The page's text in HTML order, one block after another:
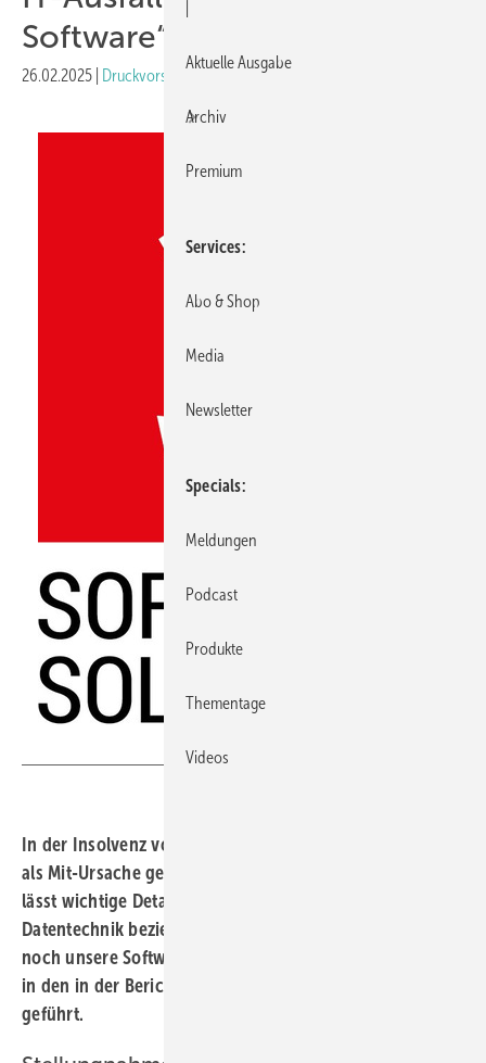
Software“
26.02.2025 Druckvorschau
In der Insolvenz von Helmut Meeth wurden IT-Probleme
als Mit-Ursache genannt – aber die Berichterstattung
lässt wichtige Details aus. Das Softwarehaus 3E
Datentechnik bezieht jetzt Stellung: „Weder das 3E-Team
noch unsere Softwareplattform 3E-Look hat für Ausfälle
in den in der Berichterstattung genannten Bereichen
geführt.
Aktuelle Ausgabe
Archiv
Premium
Services
Abo & Shop
Media
Newsletter
Specials
Meldungen
Podcast
Produkte
Thementage
Videos